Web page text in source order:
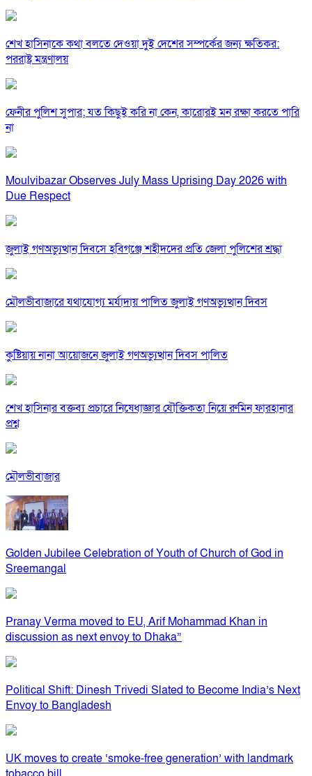
শেখ হাসিনাকে কথা বলতে দেওয়া দুই দেশের সম্পর্কের জন্য ক্ষতিকর:
পররাষ্ট্র মন্ত্রণালয়
ফেনীর পুলিশ সুপার; যত কিছুই করি না কেন, কারোরই মন রক্ষা করতে পারি
না
Moulvibazar Observes July Mass Uprising Day 2026 with
Due Respect
জুলাই গণঅভ্যুত্থান দিবসে হবিগঞ্জে শহীদদের প্রতি জেলা পুলিশের শ্রদ্ধা
মৌলভীবাজারে যথাযোগ্য মর্যাদায় পালিত জুলাই গণঅভ্যুত্থান দিবস
কুষ্টিয়ায় নানা আয়োজনে জুলাই গণঅভ্যুত্থান দিবস পালিত
শেখ হাসিনার বক্তব্য প্রচারে নিষেধাজ্ঞার যৌক্তিকতা নিয়ে রুমিন ফারহানার
প্রশ্ন
মৌলভীবাজার
Golden Jubilee Celebration of Youth of Church of God in
Sreemangal
Pranay Verma moved to EU, Arif Mohammad Khan in
discussion as next envoy to Dhaka”
Political Shift: Dinesh Trivedi Slated to Become India’s Next
Envoy to Bangladesh
UK moves to create ‘smoke-free generation’ with landmark